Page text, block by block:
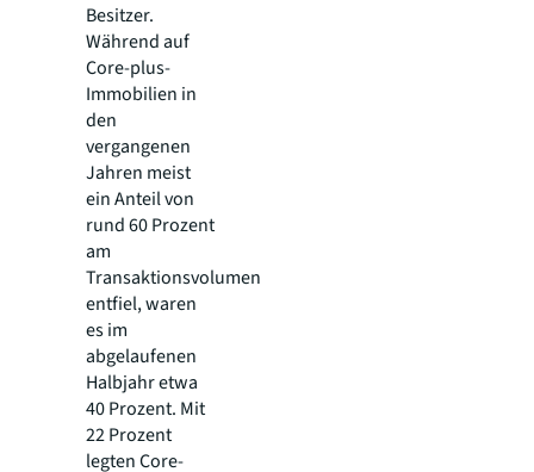
Besitzer.
Während auf
Core-plus-
Immobilien in
den
vergangenen
Jahren meist
ein Anteil von
rund 60 Prozent
am
Transaktionsvolumen
entfiel, waren
es im
abgelaufenen
Halbjahr etwa
40 Prozent. Mit
22 Prozent
legten Core-